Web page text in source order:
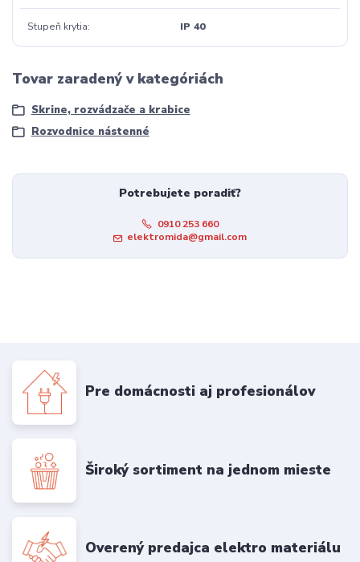
Stupeň krytia IP 40
Tovar zaradený v kategóriách
Skrine, rozvádzače a krabice
Rozvodnice nástenné
Potrebujete poradiť?
0910 253 660
elektromida@gmail.com
Pre domácnosti aj profesionálov
Široký sortiment na jednom mieste
Overený predajca elektro materiálu